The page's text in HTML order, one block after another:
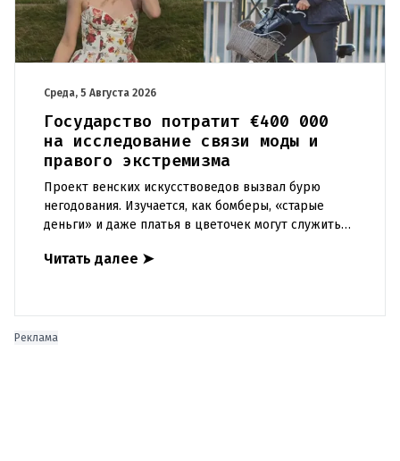
Среда, 5 Августа 2026
Государство потратит €400 000
на исследование связи моды и
правого экстремизма
Проект венских искусствоведов вызвал бурю
негодования. Изучается, как бомберы, «старые
деньги» и даже платья в цветочек могут служить
ответа от министра наук
Читать далее ➤
Реклама